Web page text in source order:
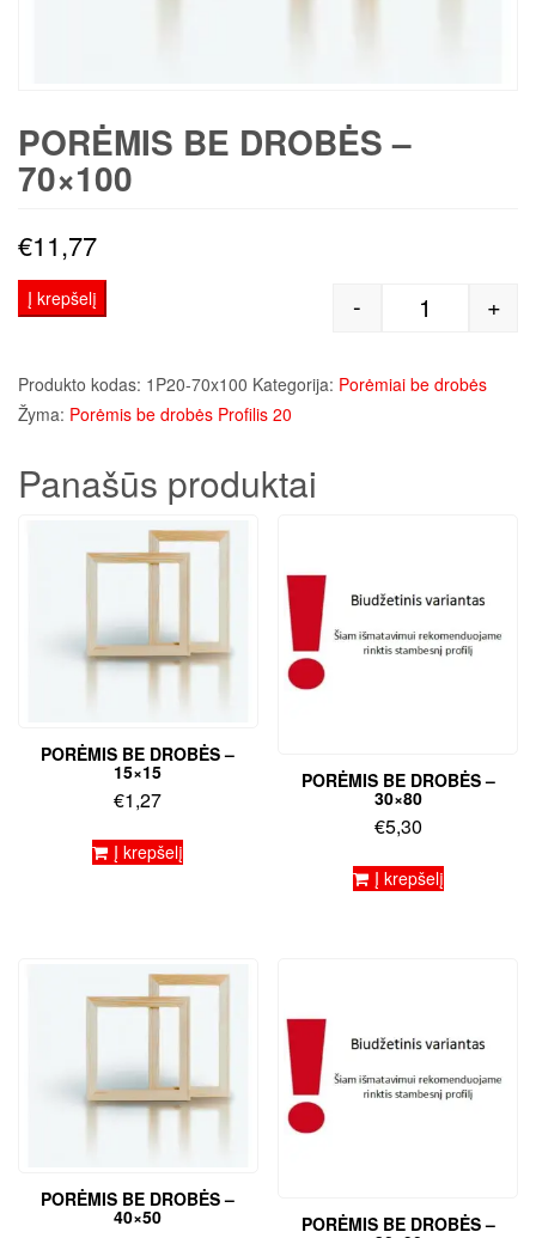
PORĖMIS BE DROBĖS –
70×100
€11,77
produkto
- +
Į krepšelį
Produkto kodas: 1P20-70x100 Kategorija: Porėmiai be drobės
Žyma: Porėmis be drobės Profilis 20
Panašūs produktai
PORĖMIS BE DROBĖS –
15×15
€1,27
Į krepšelį
PORĖMIS BE DROBĖS –
30×80
€5,30
Į krepšelį
PORĖMIS BE DROBĖS –
40×50 PORĖMIS BE DROBĖS –